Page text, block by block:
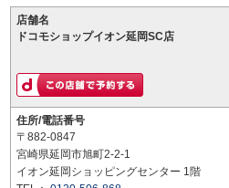
店舗名
ドコモショップイオン延岡SC店
住所/電話番号
〒882-0847
宮崎県延岡市旭町2-2-1
イオン延岡ショッピングセンター 1階